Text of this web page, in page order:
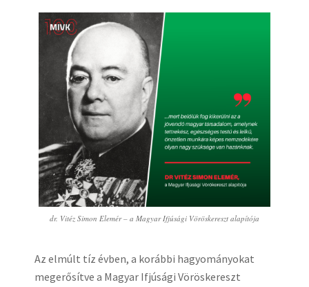
dr. Vitéz Simon Elemér – a Magyar Ifjúsági Vöröskereszt alapítója
Az elmúlt tíz évben, a korábbi hagyományokat
megerősítve a Magyar Ifjúsági Vöröskereszt